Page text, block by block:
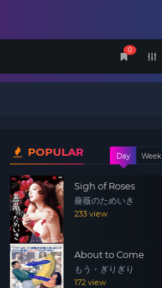
0
POPULAR Day Week
Sigh of Roses
薔薇のためいき
233 view
About to Come
もう・ぎりぎり
172 view